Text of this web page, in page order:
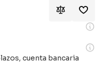
cuenta bancaria